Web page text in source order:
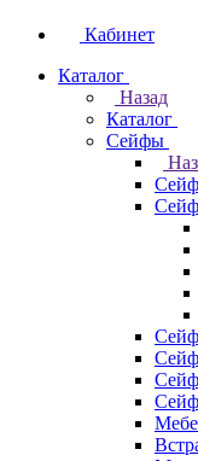
Кабинет
Каталог
Назад
Каталог
Cейфы